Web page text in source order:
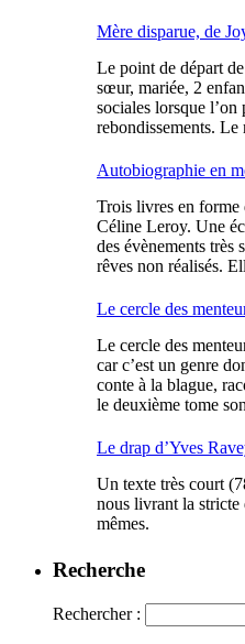
Mère disparue, de
Le point de départ
sœur, mariée, 2
sociales lorsque l’on
rebondissements.
Autobiographie en
Trois livres en forme
Céline Leroy. Une
des évènements très
rêves non réalisés.
Le cercle des
Le cercle des
car c’est un genre
conte à la blague,
le deuxième tome
Le drap d’Yves
Un texte très court
nous livrant la stricte
mêmes.
Recherche
Rechercher :